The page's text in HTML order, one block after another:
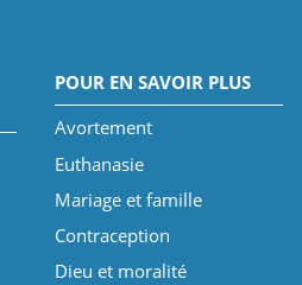
POUR EN SAVOIR PLUS
Avortement
Euthanasie
Mariage et famille
Contraception
Dieu et moralité